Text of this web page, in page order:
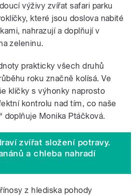
výživy zvířat safari parku
které jsou doslova nabité
nahrazují a doplňují v
zeleninu.
prakticky všech druhů
roku značně kolísá. Ve
klíčky s výhonky naprosto
kontrolu nad tím, co naše
doplňuje Monika Ptáčková.
zvířat složení potravy.
a chleba nahradí
z hlediska pohody